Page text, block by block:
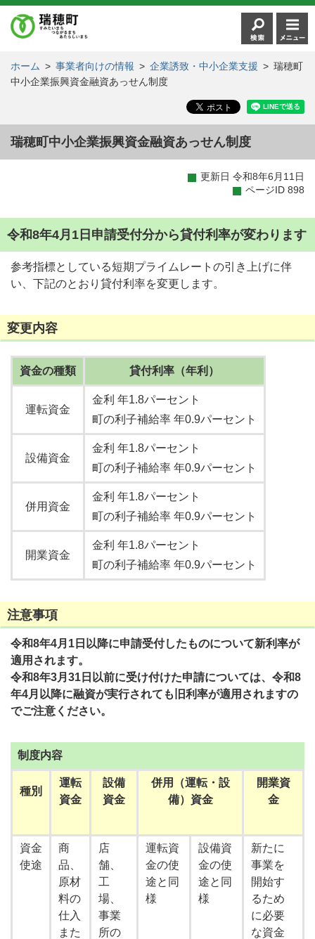
ホーム > 事業者向けの情報 > 企業誘致・中小企業支援 > 瑞穂町
中小企業振興資金融資あっせん制度
瑞穂町中小企業振興資金融資あっせん制度
更新日 令和8年6月11日
ページID 898
令和8年4月1日申請受付分から貸付利率が変わります
参考指標としている短期プライムレートの引き上げに伴
い、下記のとおり貸付利率を変更します。
変更内容
資金の種類 貸付利率（年利）
運転資金
金利 年1.8パーセント
町の利子補給率 年0.9パーセント
設備資金
金利 年1.8パーセント
町の利子補給率 年0.9パーセント
併用資金
金利 年1.8パーセント
町の利子補給率 年0.9パーセント
開業資金
金利 年1.8パーセント
町の利子補給率 年0.9パーセント
注意事項
令和8年4月1日以降に申請受付したものについて新利率が
適用されます。
令和8年3月31日以前に受け付けた申請については、令和8
年4月以降に融資が実行されても旧利率が適用されますの
でご注意ください。
制度内容
種別
運転
資金
設備
資金
併用（運転・設
備）資金
開業資
金
資金
使途
商
品、
原材
料の
仕入
また
店
舗、
工
場、
事業
所の
運転資
金の使
途と同
様
設備資
金の使
途と同
様
新たに
事業を
開始す
るため
に必要
な資金